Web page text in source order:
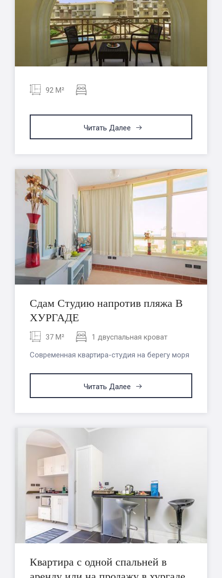
92 M²
Читать Далее
Сдам Студию напротив пляжа В
ХУРГАДЕ
37 M²
1 двуспальная кроват
Современная квартира-студия на берегу моря
Читать Далее
Квартира с одной спальней в